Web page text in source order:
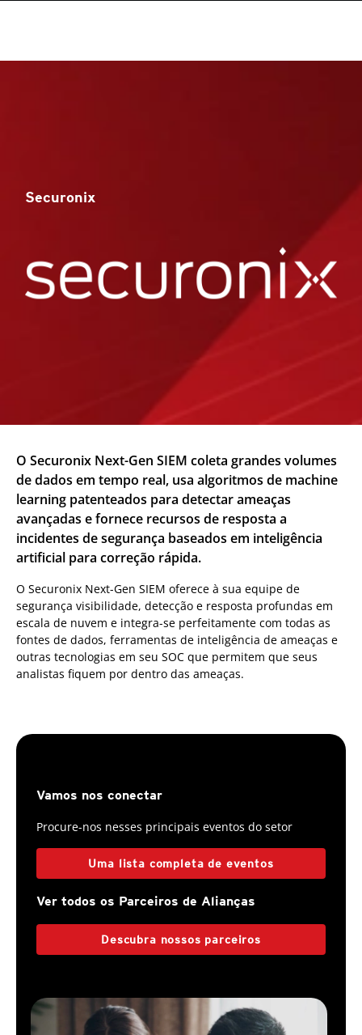
Securonix
O Securonix Next-Gen SIEM coleta grandes volumes
de dados em tempo real, usa algoritmos de machine
learning patenteados para detectar ameaças
avançadas e fornece recursos de resposta a
incidentes de segurança baseados em inteligência
artificial para correção rápida.
O Securonix Next-Gen SIEM oferece à sua equipe de
segurança visibilidade, detecção e resposta profundas em
escala de nuvem e integra-se perfeitamente com todas as
fontes de dados, ferramentas de inteligência de ameaças e
outras tecnologias em seu SOC que permitem que seus
analistas fiquem por dentro das ameaças.
Vamos nos conectar
Procure-nos nesses principais eventos do setor
Uma lista completa de eventos
Ver todos os Parceiros de Alianças
Descubra nossos parceiros